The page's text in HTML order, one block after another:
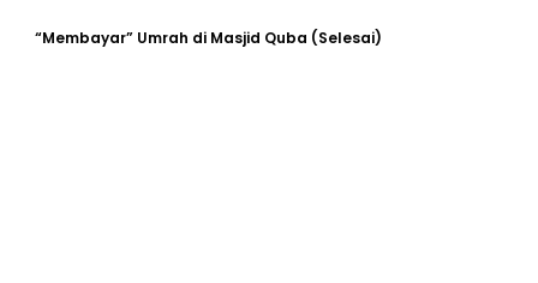
“Membayar” Umrah di Masjid Quba (Selesai)